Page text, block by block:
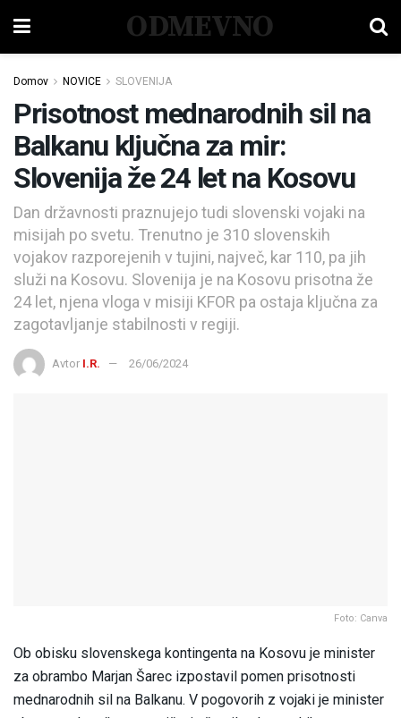
ODMEVNO
Domov NOVICE SLOVENIJA
Prisotnost mednarodnih sil na
Balkanu ključna za mir:
Slovenija že 24 let na Kosovu
Dan državnosti praznujejo tudi slovenski vojaki na
misijah po svetu. Trenutno je 310 slovenskih
vojakov razporejenih v tujini, največ, kar 110, pa jih
služi na Kosovu. Slovenija je na Kosovu prisotna že
24 let, njena vloga v misiji KFOR pa ostaja ključna za
zagotavljanje stabilnosti v regiji.
Avtor I.R. 26/06/2024
Foto: Canva
Ob obisku slovenskega kontingenta na Kosovu je minister
za obrambo Marjan Šarec izpostavil pomen prisotnosti
mednarodnih sil na Balkanu. V pogovorih z vojaki je minister